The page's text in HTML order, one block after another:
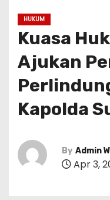
HUKUM
Kuasa
Ajukan
Kapolda
By Admin
Apr 3,